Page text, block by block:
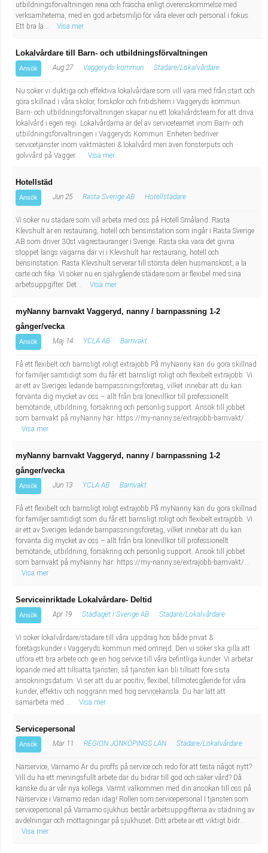
utbildningsförvaltningen rena och fräscha enligt överenskommelse med
verksamheterna, med en god arbetsmiljö för våra elever och personal i fokus.
Ett bra lä...
Visa mer
Lokalvårdare till Barn- och utbildningsförvaltningen
Ansök Aug 27 Vaggeryds kommun Städare/Lokalvårdare
Nu söker vi duktiga och effektiva lokalvårdare som vill vara med från start och
göra skillnad i våra skolor, förskolor och fritidshem i Vaggeryds kommun.
Barn- och utbildningsförvaltningen skapar nu ett lokalvårdsteam för att driva
lokalvård i egen regi. Lokalvårdarna är del av serviceteamet inom Barn- och
utbildningsförvaltningen i Vaggeryds Kommun. Enheten bedriver
servicetjänster inom vaktmästeri & lokalvård men även fönsterputs och
golvvård på Vagger...
Visa mer
Hotellstäd
Ansök Jun 25 Rasta Sverige AB Hotellstädare
Vi söker nu städare som vill arbeta med oss på Hotell Småland. Rasta
Klevshult är en restaurang, hotell och bensinstation som ingår i Rasta Sverige
AB som driver 30st vägrestauranger i Sverige. Rasta ska vara det givna
stoppet längs vägarna där vi i Klevshult har restaurang, hotell och
bensinstation. Rasta Klevshult serverar till största delen husmanskost, a la
carte och fika. Vi söker nu en självgående städare som är flexibel med sina
arbetsuppgifter. Det...
Visa mer
myNanny barnvakt Vaggeryd, nanny / barnpassning 1-2
gånger/vecka
Ansök Maj 14 YCLA AB Barnvakt
Få ett flexibelt och barnsligt roligt extrajobb På myNanny kan du göra skillnad
för familjer samtidigt som du får ett barnsligt roligt och flexibelt extrajobb. Vi
är ett av Sveriges ledande barnpassningsföretag, vilket innebär att du kan
förvänta dig mycket av oss – allt från bra lönevillkor till professionellt
bemötande, utbildning, försäkring och personlig support. Ansök till jobbet
som barnvakt på myNanny här: https://my-nanny.se/extrajobb-barnvakt/...
Visa mer
myNanny barnvakt Vaggeryd, nanny / barnpassning 1-2
gånger/vecka
Ansök Jun 13 YCLA AB Barnvakt
Få ett flexibelt och barnsligt roligt extrajobb På myNanny kan du göra skillnad
för familjer samtidigt som du får ett barnsligt roligt och flexibelt extrajobb. Vi
är ett av Sveriges ledande barnpassningsföretag, vilket innebär att du kan
förvänta dig mycket av oss – allt från bra lönevillkor till professionellt
bemötande, utbildning, försäkring och personlig support. Ansök till jobbet
som barnvakt på myNanny här: https://my-nanny.se/extrajobb-barnvakt/...
Visa mer
Serviceinriktade Lokalvårdare- Deltid
Ansök Apr 19 Städlaget i Sverige AB Städare/Lokalvårdare
Vi söker lokalvårdare/städare till våra uppdrag hos både privat &
företagskunder i Vaggeryds kommun med omnejd. Den vi söker ska gilla att
utföra ett bra arbete och ge en hög service till våra befintliga kunder. Vi arbetar
löpande med att tillsätta tjänsten, så tjänsten kan bli tillsatt före sista
ansökningsdatum. Vi ser att du är positiv, flexibel, tillmötesgående för våra
kunder, effektiv och noggrann med hög servicekänsla. Du har lätt att
samarbeta med ...
Visa mer
Servicepersonal
Ansök Mar 11 REGION JÖNKÖPINGS LÄN Städare/Lokalvårdare
Närservice, Värnamo Är du proffs på service och redo för att testa något nytt?
Vill du ha ett meningsfullt arbete där du bidrar till god och säker vård? Då
kanske du är vår nya kollega. Varmt välkommen med din ansökan till oss på
Närservice i Värnamo redan idag! Rollen som servicepersonal I tjänsten som
servicepersonal på Värnamo sjukhus består arbetsuppgifterna av städning av
avdelningar och mottagningar på sjukhuset. Ditt arbete är ett viktigt bidr...
Visa mer